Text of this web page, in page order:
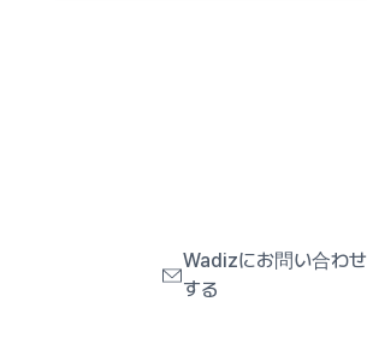
Wadizにお問い合わせ
する